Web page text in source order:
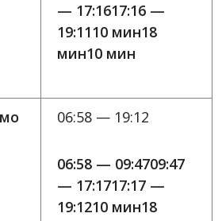
— 17:1617:16 —
19:1110 мин18
мин10 мин
06:58 — 19:12
06:58 — 09:4709:47
— 17:1717:17 —
19:1210 мин18